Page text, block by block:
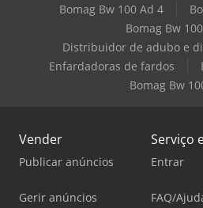
Bomag Bw 100 Ad 4
Bomag Bw
Distribuidor de adubo e
Enfardadoras de fardos
Bomag Bw
Vender
Publicar anúncios
Gerir anúncios
Serviço
Entrar
FAQ/